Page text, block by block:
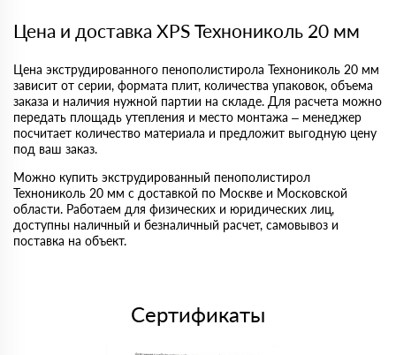
Цена и доставка XPS Технониколь 20 мм
Цена экструдированного пенополистирола Технониколь 20 мм
зависит от серии, формата плит, количества упаковок, объема
заказа и наличия нужной партии на складе. Для расчета можно
передать площадь утепления и место монтажа – менеджер
посчитает количество материала и предложит выгодную цену
под ваш заказ.
Можно купить экструдированный пенополистирол
Технониколь 20 мм с доставкой по Москве и Московской
области. Работаем для физических и юридических лиц,
доступны наличный и безналичный расчет, самовывоз и
поставка на объект.
Сертификаты